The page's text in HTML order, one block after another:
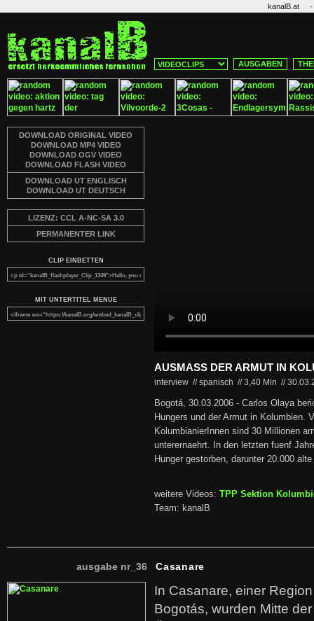
kanalB.at ·
AUSGABEN
DOWNLOAD ORIGINAL VIDEO
DOWNLOAD MP4 VIDEO
DOWNLOAD OGV VIDEO
DOWNLOAD FLASH VIDEO
DOWNLOAD UT ENGLISCH
DOWNLOAD UT DEUTSCH
LIZENZ: CCL A-NC-SA 3.0
PERMANENTER LINK
CLIP EINBETTEN
MIT UNTERTITEL MENUE
AUSMASS DER ARMUT IN
interview // spanisch //3,40 Min //
Bogotá, 30.03.2006 - Carlos Olaya
Hungers und der Armut in Kolumbien.
KolumbianierInnen sind 30 Millionen
unterernaehrt. In den letzten fuenf
Hunger gestorben, darunter 20.000
weitere Videos: TPP Sektion
Team: kanalB
ausgabe nr_36 Casanare
In Casanare, einer
Bogotás, wurden Mitte